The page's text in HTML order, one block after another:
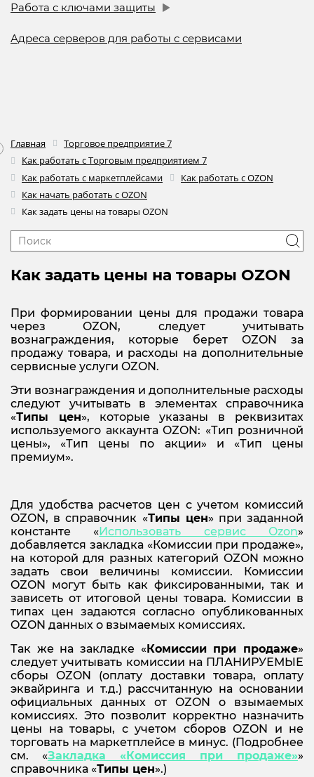
Работа с ключами защиты
Адреса серверов для работы с сервисами
Главная
Торговое предприятие 7
Как работать с Торговым предприятием 7
Как работать с маркетплейсами
Как работать с OZON
Как начать работать с OZON
Как задать цены на товары OZON
Как задать цены на товары OZON
При формировании цены для продажи товара
через OZON, следует учитывать
вознаграждения, которые берет OZON за
продажу товара, и расходы на дополнительные
сервисные услуги OZON.
Эти вознаграждения и дополнительные расходы
следуют учитывать в элементах справочника
«Типы цен», которые указаны в реквизитах
используемого аккаунта OZON: «Тип розничной
цены», «Тип цены по акции» и «Тип цены
премиум».
Для удобства расчетов цен с учетом комиссий
OZON, в справочник «Типы цен» при заданной
константе «Использовать сервисOzon»
добавляется закладка «Комиссии при продаже»,
на которой для разных категорий OZON можно
задать свои величины комиссии. Комиссии
OZON могут быть как фиксированными, так и
зависеть от итоговой цены товара. Комиссии в
типах цен задаются согласно опубликованных
OZON данных о взымаемых комиссиях.
Так же на закладке «Комиссии при продаже»
следует учитывать комиссии на ПЛАНИРУЕМЫЕ
сборы OZON (оплату доставки товара, оплату
эквайринга и т.д.) рассчитанную на основании
официальных данных от OZON о взымаемых
комиссиях. Это позволит корректно назначить
цены на товары, с учетом сборов OZON и не
торговать на маркетплейсе в минус. (Подробнее
см. «Закладка «Комиссия при продаже»»
справочника «Типы цен».)